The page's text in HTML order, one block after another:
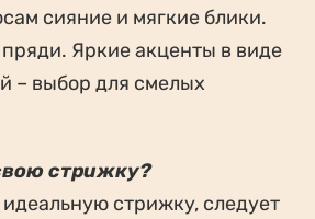
сияние и мягкие блики.
Яркие акценты в виде
– выбор для смелых
стрижку?
стрижку, следует